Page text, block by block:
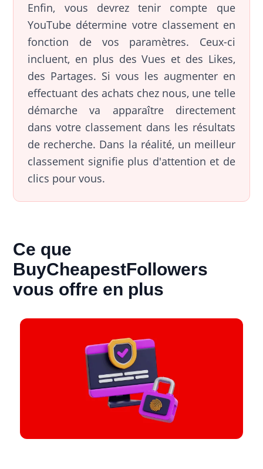
Enfin, vous devrez tenir compte que
YouTube détermine votre classement en
fonction de vos paramètres. Ceux-ci
incluent, en plus des Vues et des Likes,
des Partages. Si vous les augmenter en
effectuant des achats chez nous, une telle
démarche va apparaître directement
dans votre classement dans les résultats
de recherche. Dans la réalité, un meilleur
classement signifie plus d'attention et de
clics pour vous.
Ce que
BuyCheapestFollowers
vous offre en plus